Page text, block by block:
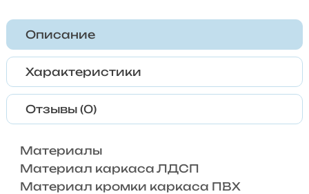
Описание
Характеристики
Отзывы (0)
Материалы
Материал каркаса ЛДСП
Материал кромки каркаса ПВХ